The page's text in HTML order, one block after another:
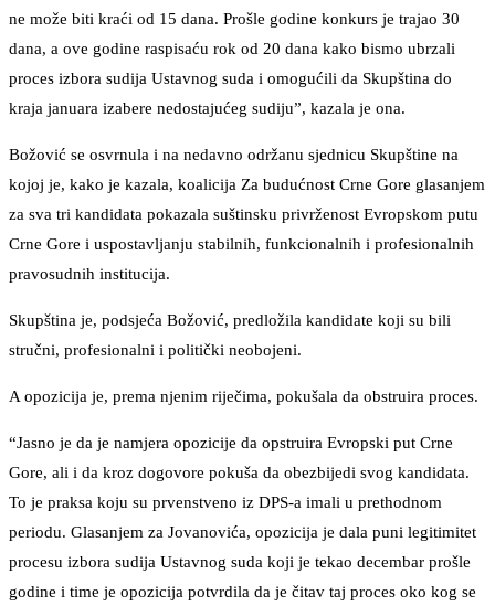
ne može biti kraći od 15 dana. Prošle godine konkurs je trajao 30
dana, a ove godine raspisaću rok od 20 dana kako bismo ubrzali
proces izbora sudija Ustavnog suda i omogućili da Skupština do
kraja januara izabere nedostajućeg sudiju”, kazala je ona.
Božović se osvrnula i na nedavno održanu sjednicu Skupštine na
kojoj je, kako je kazala, koalicija Za budućnost Crne Gore glasanjem
za sva tri kandidata pokazala suštinsku privrženost Evropskom putu
Crne Gore i uspostavljanju stabilnih, funkcionalnih i profesionalnih
pravosudnih institucija.
Skupština je, podsjeća Božović, predložila kandidate koji su bili
stručni, profesionalni i politički neobojeni.
A opozicija je, prema njenim riječima, pokušala da obstruira proces.
“Jasno je da je namjera opozicije da opstruira Evropski put Crne
Gore, ali i da kroz dogovore pokuša da obezbijedi svog kandidata.
To je praksa koju su prvenstveno iz DPS-a imali u prethodnom
periodu. Glasanjem za Jovanovića, opozicija je dala puni legitimitet
procesu izbora sudija Ustavnog suda koji je tekao decembar prošle
godine i time je opozicija potvrdila da je čitav taj proces oko kog se